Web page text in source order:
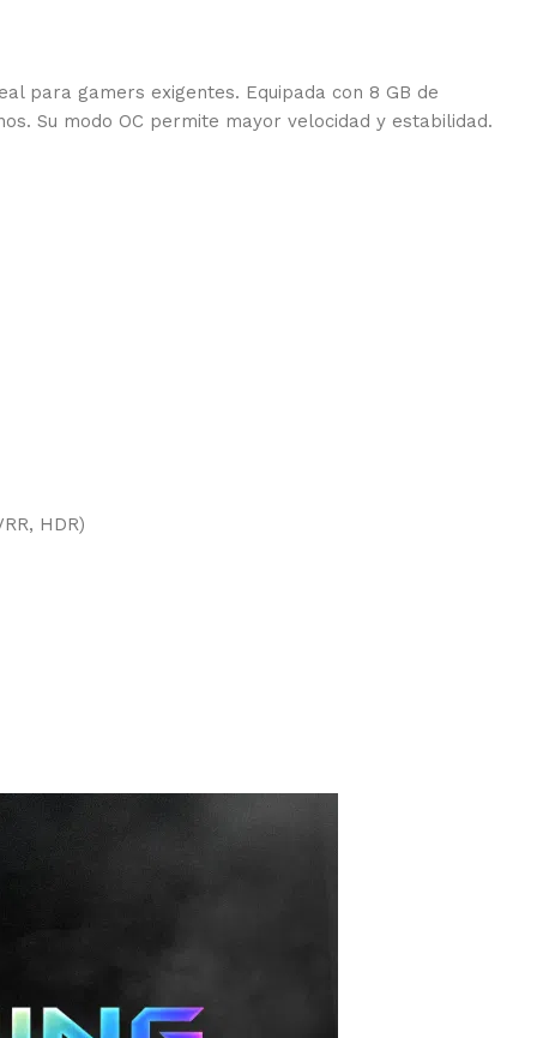
para gamers exigentes. Equipada con 8 GB de
Su modo OC permite mayor velocidad y estabilidad.
HDR)